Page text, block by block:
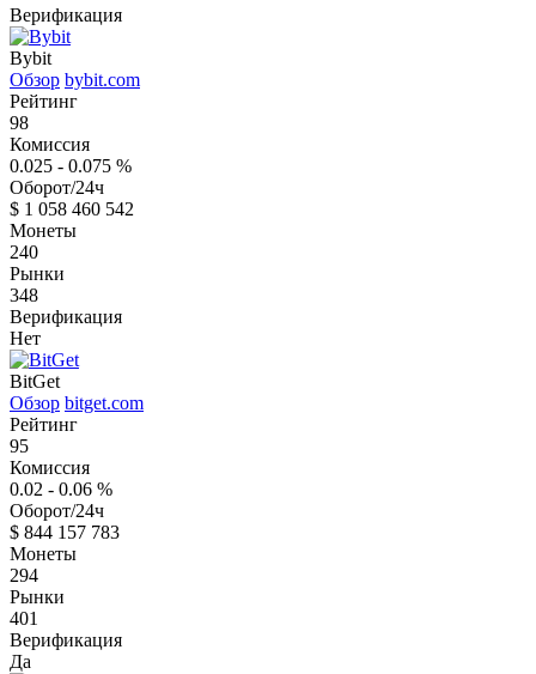
Верификация
Bybit
Обзор bybit.com
Рейтинг
98
Комиссия
0.025 - 0.075 %
Оборот/24ч
$ 1 058 460 542
Монеты
240
Рынки
348
Верификация
Нет
BitGet
Обзор bitget.com
Рейтинг
95
Комиссия
0.02 - 0.06 %
Оборот/24ч
$ 844 157 783
Монеты
294
Рынки
401
Верификация
Да